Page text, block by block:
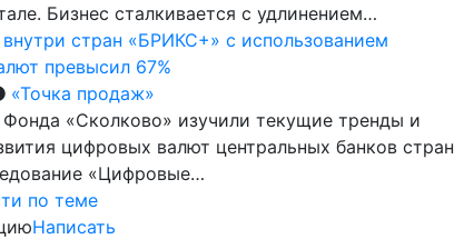
Бизнес сталкивается с удлинением…
стран «БРИКС+» с использованием
превысил 67%
«Точка продаж»
«Сколково» изучили текущие тренды и
цифровых валют центральных банков стран
«Цифровые…
по теме
Написать